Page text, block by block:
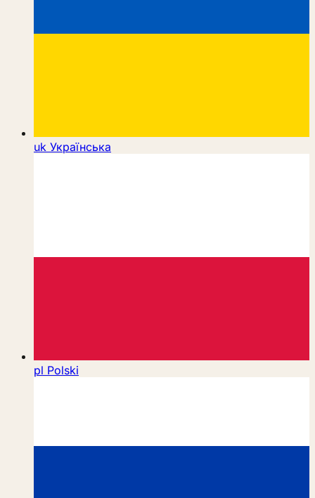
uk Українська
pl Polski